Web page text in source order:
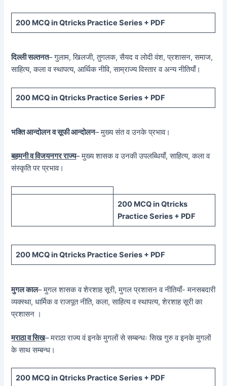
200 MCQ in Qtricks Practice Series + PDF
दिल्ली सल्तनत– गुलाम, खिलजी, तुगलक, सैयद व लोदी वंश, प्रशासन, समाज,
साहित्य, कला व स्थापत्य, आर्थिक नीवि, साम्राज्य विस्तार व अन्य नीतियाँ।
200 MCQ in Qtricks Practice Series + PDF
भक्ति आन्दोलन व सूफी आन्दोलन– मुख्य संत व उनके प्रभाव।
बहमनी व विजयनगर राज्य– मुख्य शासक व उनकी उपलब्धियाँ, साहित्य, कला व
संस्कृति पर प्रभाव।
200 MCQ in Qtricks
Practice Series + PDF
200 MCQ in Qtricks Practice Series + PDF
मुगल काल– मुगल शासक व शेरशाह सूरी, मुगल प्रशासन व नीतियाँ- मनसबदारी
व्यक्स्था, धार्मिक व राजपूत नीति, कला, साहित्य व स्थापत्य, शेरशाह सूरी का
प्रशासन ।
मराठा व सिख– मराठा राज्य वं इनके मुगलों से सम्बन्धः सिख गुरु व इनके मुगलों
के साथ सम्बन्ध।
200 MCQ in Qtricks Practice Series + PDF